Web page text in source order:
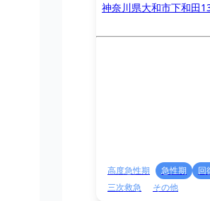
神奈川県大和市下和田
高度急性期 急性期 回
三次救急
その他